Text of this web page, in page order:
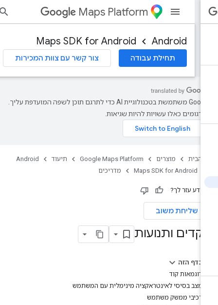
Maps Platform
Android
Maps SDK for Android
תחילת עבודה צור קשר עם צוות המכירות
‫Google משתמשת בטכנולוגיית AI כדי לתרגם תוכן לשפה המועדפת עליך.
כאלו עשויות להיות שגיאות.
הבית מוצרים Google Maps Platform תיעוד
Android
Maps SDK for Android
מדריכים
עזר לך?
שליחת משוב
ותנועות
בדף הזה
דוגמאות קוד
מצב בסיסי לאינטראקציה מינימלית עם המשתמש
רכיבי ממשק משתמש